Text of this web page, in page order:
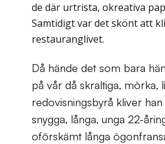
de där urtrista, okreativa
Samtidigt var det skönt att
restauranglivet.
Då hände det som bara
på vår då skraltiga, mörka,
redovisningsbyrå kliver
snygga, långa, unga 22-
oförskämt långa